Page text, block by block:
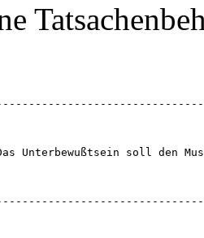
Unterbewußtsein soll den